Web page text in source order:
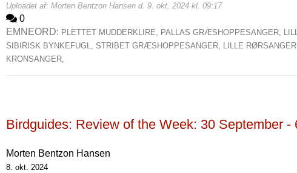
Uploadet af: Morten Bentzon Hansen d. 9. okt. 2024 kl. 09:17
0
EMNEORD: PLETTET MUDDERKLIRE, PALLAS GRÆSHOPPESANGER,
SIBIRISK BYNKEFUGL, STRIBET GRÆSHOPPESANGER, LILLE
KRONSANGER,
Birdguides: Review of the Week: 30 September -
Morten Bentzon Hansen
8. okt. 2024